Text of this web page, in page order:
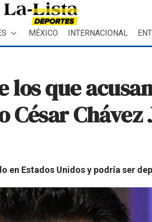
MÉXICO INTERNACIONAL
los que
en Estados Unidos y podría ser